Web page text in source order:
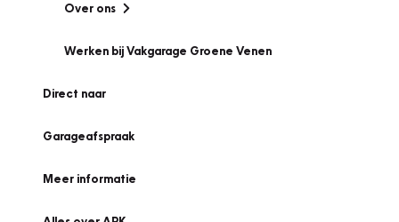
Over ons
Werken bij Vakgarage Groene Venen
Direct naar
Garageafspraak
Meer informatie